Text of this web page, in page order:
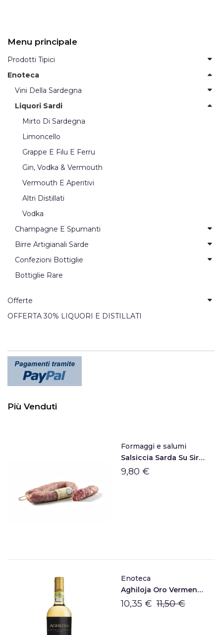
Menu principale
Prodotti Tipici
Enoteca
Vini Della Sardegna
Liquori Sardi
Mirto Di Sardegna
Limoncello
Grappe E Filu E Ferru
Gin, Vodka & Vermouth
Vermouth E Aperitivi
Altri Distillati
Vodka
Champagne E Spumanti
Birre Artigianali Sarde
Confezioni Bottiglie
Bottiglie Rare
Offerte
OFFERTA 30% LIQUORI E DISTILLATI
Più Venduti
Formaggi e salumi
Salsiccia Sarda Su Sirboni
9,80 €
Enoteca
Aghiloja Oro Vermentino Di Gallura DOCG
10,35 € 11,50 €